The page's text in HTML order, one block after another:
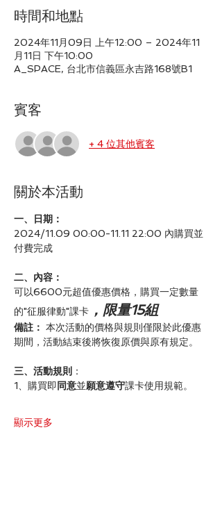
時間和地點
2024年11月09日 上午12:00 – 2024年11
月11日 下午10:00
A_SPACE, 台北市信義區永吉路168號B1
賓客
+ 4 位其他賓客
關於本活動
一、日期：
2024/11.09 00:00-11.11 22:00 內購買並
付費完成
二、內容：
可以6600元超值優惠價格，購買一定數量
的"征服律動"課卡 ，限量15組
備註： 本次活動的價格與規則僅限於此優惠
期間，活動結束後將恢復原價與原有規定。
三、活動規則 ：
1、購買即同意並願意遵守課卡使用規範。
顯示更多